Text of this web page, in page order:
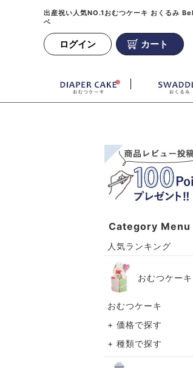
出産祝い人気NO.1おむつケーキ おくるみ
ベ
ログイン カート
Category Menu
人気ランキング
おむつケーキ
おむつケーキ
+ 価格で探す
+ 種類で探す